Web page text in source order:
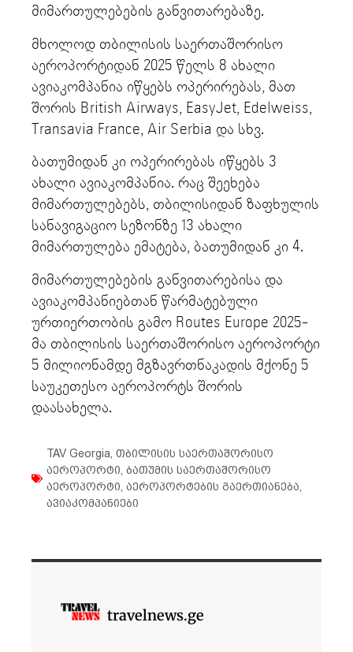
მიმართულებების განვითარებაზე.
მხოლოდ თბილისის საერთაშორისო
აეროპორტიდან 2025 წელს 8 ახალი
ავიაკომპანია იწყებს ოპერირებას, მათ
შორის British Airways, EasyJet, Edelweiss,
Transavia France, Air Serbia და სხვ.
ბათუმიდან კი ოპერირებას იწყებს 3
ახალი ავიაკომპანია. რაც შეეხება
მიმართულებებს, თბილისიდან ზაფხულის
სანავიგაციო სეზონზე 13 ახალი
მიმართულება ემატება, ბათუმიდან კი 4.
მიმართულებების განვითარებისა და
ავიაკომპანიებთან წარმატებული
ურთიერთობის გამო Routes Europe 2025-
მა თბილისის საერთაშორისო აეროპორტი
5 მილიონამდე მგზავრთნაკადის მქონე 5
საუკეთესო აეროპორტს შორის
დაასახელა.
TAV Georgia თბილისის საერთაშორისო
აეროპორტი ბათუმის საერთაშორისო
აეროპორტი აეროპორტების გაერთიანება
ავიაკომპანიები
travelnews.ge